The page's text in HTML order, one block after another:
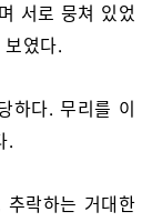
서로 뭉쳐 있었
였다.
하다. 무리를 이
.
락하는 거대한